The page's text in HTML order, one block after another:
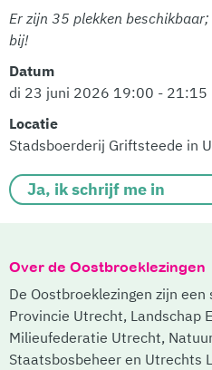
Er zijn 35 plekken
bij!
Datum
di 23 juni 2026 19:00 - 21:15
Locatie
Stadsboerderij Griftsteede in
Ja, ik schrijf me in
Over de Oostbroeklezingen
De Oostbroeklezingen zijn
Provincie Utrecht, Landschap
Milieufederatie Utrecht,
Staatsbosbeheer en Utrechts